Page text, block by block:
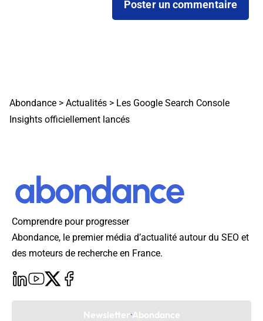
Abondance > Actualités > Les Google Search Console
Insights officiellement lancés
Comprendre pour progresser
Abondance, le premier média d’actualité autour du SEO et
des moteurs de recherche en France.
Newsletter Abondance